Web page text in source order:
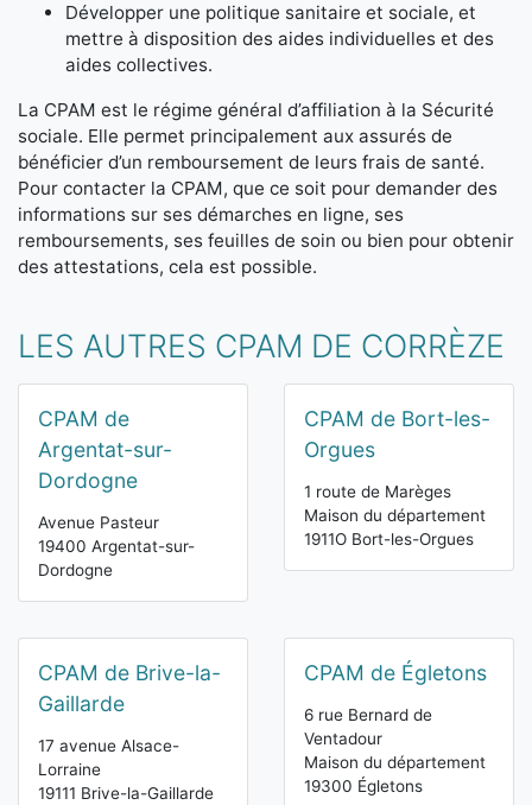
Développer une politique sanitaire et sociale, et
mettre à disposition des aides individuelles et des
aides collectives.
La CPAM est le régime général d’affiliation à la Sécurité
sociale. Elle permet principalement aux assurés de
bénéficier d’un remboursement de leurs frais de santé.
Pour contacter la CPAM, que ce soit pour demander des
informations sur ses démarches en ligne, ses
remboursements, ses feuilles de soin ou bien pour obtenir
des attestations, cela est possible.
LES AUTRES CPAM DE CORRÈZE
CPAM de
Argentat-sur-
Dordogne
Avenue Pasteur
19400 Argentat-sur-
Dordogne
CPAM de Bort-les-
Orgues
1 route de Marèges
Maison du département
1911O Bort-les-Orgues
CPAM de Brive-la-
Gaillarde
17 avenue Alsace-
Lorraine
19111 Brive-la-Gaillarde
CPAM de Égletons
6 rue Bernard de
Ventadour
Maison du département
19300 Égletons